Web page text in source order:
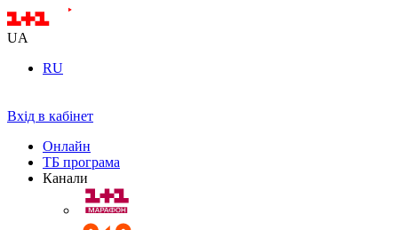
UA
RU
Вхід в кабінет
Онлайн
ТБ програма
Канали